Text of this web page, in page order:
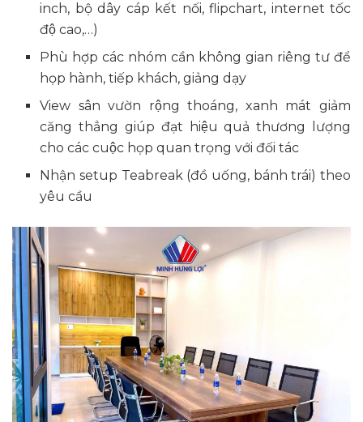
inch, bộ dây cáp kết nối, flipchart, internet tốc
độ cao,…)
Phù hợp các nhóm cần không gian riêng tư để
họp hành, tiếp khách, giảng dạy
View sân vườn rộng thoáng, xanh mát giảm
căng thẳng giúp đạt hiệu quả thương lượng
cho các cuộc họp quan trọng với đối tác
Nhận setup Teabreak (đồ uống, bánh trái) theo
yêu cầu